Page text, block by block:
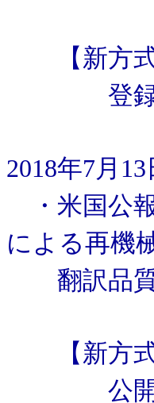
【新方式
登録公報
2018年7月13
・米国公
による再機
翻訳品質
【新方式
公開公報